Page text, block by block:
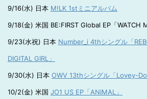
9/16(水) 日本 M!LK 1stミニアルバム
9/18(金) 米国 BE:FIRST Global EP「WATCH
9/23(水祝) 日本 Number_i 4thシングル「
DIGITAL GIRL」
9/30(水) 日本 OWV 13thシングル「Lovey-
10/2(金) 米国 JO1 US EP「ANIMAL」